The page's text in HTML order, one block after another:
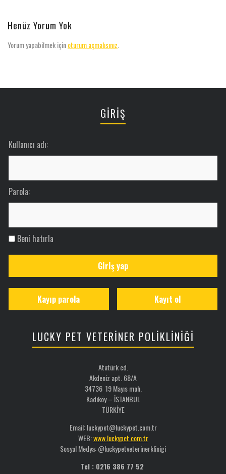
Henüz Yorum Yok
Yorum yapabilmek içinoturum açmalısınız
GİRİŞ
Kullanıcı adı:
Parola:
Beni hatırla
Giriş yap
Kayıt ol
Kayıp parola
LUCKY PET VETERİNER POLİKLİNİĞİ
Atatürk cd.
Akdeniz apt. 68/A
34736 19 Mayıs mah.
Kadıköy – İSTANBUL
TÜRKİYE
Email: luckypet@luckypet.com.tr
WEB:www.luckypet.com.tr
Sosyal Medya: @luckypetveterinerklinigi
Tel : 0216 386 77 52